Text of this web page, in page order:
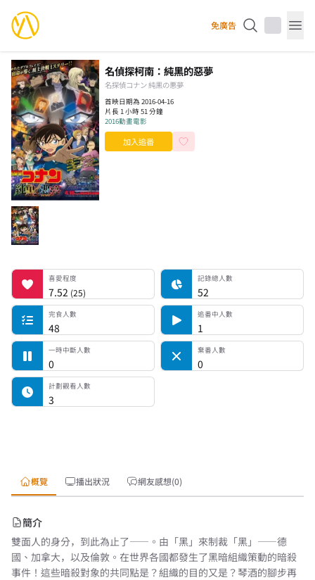
YourAnimes 你的動畫 免廣告
名偵探柯南：純黑的惡夢
名探偵コナン 純黒の悪夢
首映日期為 2016-04-16
片長 1 小時 51 分鐘
2016動畫電影
加入追番
喜愛程度喜愛程度
7.52 (25)
記錄總人數 記錄總人數
52
完食人數
完食人數
48
追番中人數
追番中人數
1
一時中斷人數
一時中斷人數
0
棄番人數
棄番人數
0
計劃觀看人數
計劃觀看人數
3
概覽 播出狀況 網友感想(0)
簡介
雙面人的身分，到此為止了——。由「黑」來制裁「黑」——德
國、加拿大，以及倫敦。在世界各國都發生了黑暗組織策動的暗殺
事件！這些暗殺對象的共同點是？組織的目的又是？琴酒的腳步再